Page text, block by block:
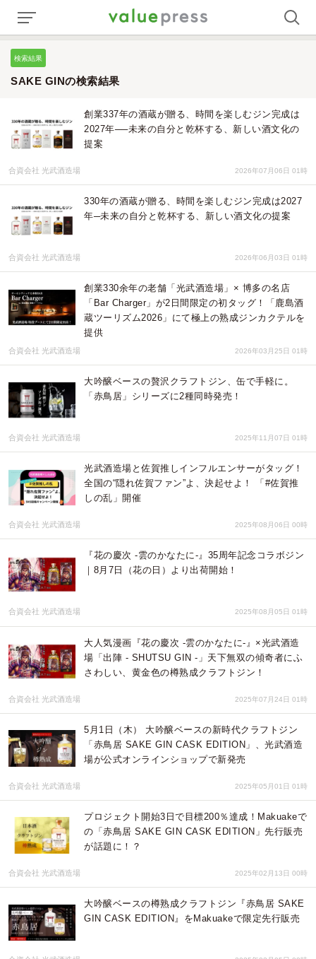
検索結果
SAKE GINの検索結果
創業337年の酒蔵が贈る、時間を楽しむジン完成は
2027年──未来の自分と乾杯する、新しい酒文化の
提案
合資会社 光武酒造場 2026年07月06日 01時
330年の酒蔵が贈る、時間を楽しむジン完成は2027
年─未来の自分と乾杯する、新しい酒文化の提案
合資会社 光武酒造場 2026年06月03日 01時
創業330余年の老舗「光武酒造場」× 博多の名店
「Bar Charger」が2日間限定の初タッグ！「鹿島酒
蔵ツーリズム2026」にて極上の熟成ジンカクテルを
提供
合資会社 光武酒造場 2026年03月25日 01時
大吟醸ベースの贅沢クラフトジン、缶で手軽に。
「赤鳥居」シリーズに2種同時発売！
合資会社 光武酒造場 2025年11月07日 01時
光武酒造場と佐賀推しインフルエンサーがタッグ！
全国の“隠れ佐賀ファン”よ、決起せよ！ 「#佐賀推
しの乱」開催
合資会社 光武酒造場 2025年08月06日 00時
『花の慶次 -雲のかなたに-』35周年記念コラボジン
｜8月7日（花の日）より出荷開始！
合資会社 光武酒造場 2025年08月05日 01時
大人気漫画『花の慶次 -雲のかなたに-』×光武酒造
場「出陣 - SHUTSU GIN -」天下無双の傾奇者にふ
さわしい、黄金色の樽熟成クラフトジン！
合資会社 光武酒造場 2025年07月24日 01時
5月1日（木） 大吟醸ベースの新時代クラフトジン
「赤鳥居 SAKE GIN CASK EDITION」、光武酒造
場が公式オンラインショップで新発売
合資会社 光武酒造場 2025年05月01日 01時
プロジェクト開始3日で目標200％達成！Makuakeで
の「赤鳥居 SAKE GIN CASK EDITION」先行販売
が話題に！？
合資会社 光武酒造場 2025年02月13日 00時
大吟醸ベースの樽熟成クラフトジン『赤鳥居 SAKE
GIN CASK EDITION』をMakuakeで限定先行販売